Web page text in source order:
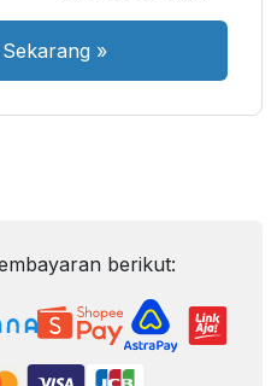
»
berikut: